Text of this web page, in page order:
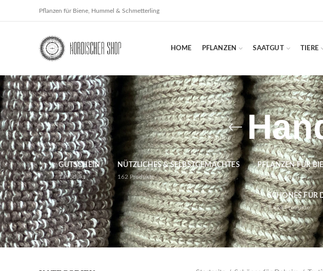
Pflanzen für Biene, Hummel & Schmetterling
HOME PFLANZEN SAATGUT TIERE
GUTSCHEIN
1 Produkt
NÜTZLICHES & SELBSTGEMACHTES
162 Produkte
PFLANZEN FÜR
490 Produkte
SCHÖNES FÜR
1.424 Produkte